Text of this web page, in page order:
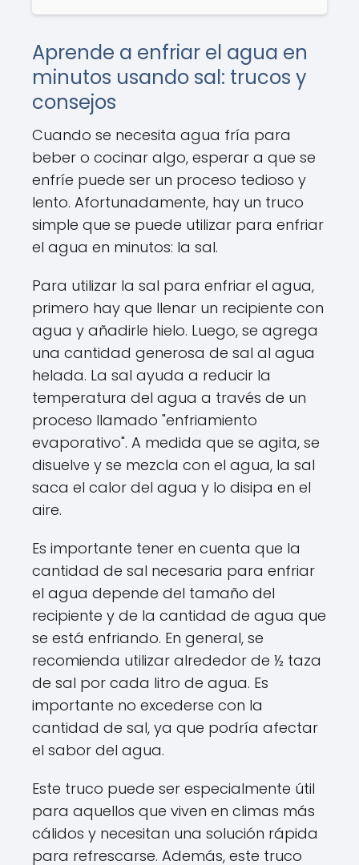
Aprende a enfriar el agua en
minutos usando sal: trucos y
consejos
Cuando se necesita agua fría para
beber o cocinar algo, esperar a que se
enfríe puede ser un proceso tedioso y
lento. Afortunadamente, hay un truco
simple que se puede utilizar para enfriar
el agua en minutos: la sal.
Para utilizar la sal para enfriar el agua,
primero hay que llenar un recipiente con
agua y añadirle hielo. Luego, se agrega
una cantidad generosa de sal al agua
helada. La sal ayuda a reducir la
temperatura del agua a través de un
proceso llamado "enfriamiento
evaporativo". A medida que se agita, se
disuelve y se mezcla con el agua, la sal
saca el calor del agua y lo disipa en el
aire.
Es importante tener en cuenta que la
cantidad de sal necesaria para enfriar
el agua depende del tamaño del
recipiente y de la cantidad de agua que
se está enfriando. En general, se
recomienda utilizar alrededor de ½ taza
de sal por cada litro de agua. Es
importante no excederse con la
cantidad de sal, ya que podría afectar
el sabor del agua.
Este truco puede ser especialmente útil
para aquellos que viven en climas más
cálidos y necesitan una solución rápida
para refrescarse. Además, este truco